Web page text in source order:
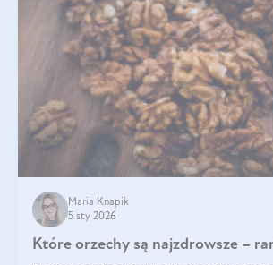
Maria Knapik
5 sty 2026
Które orzechy są najzdrowsze –